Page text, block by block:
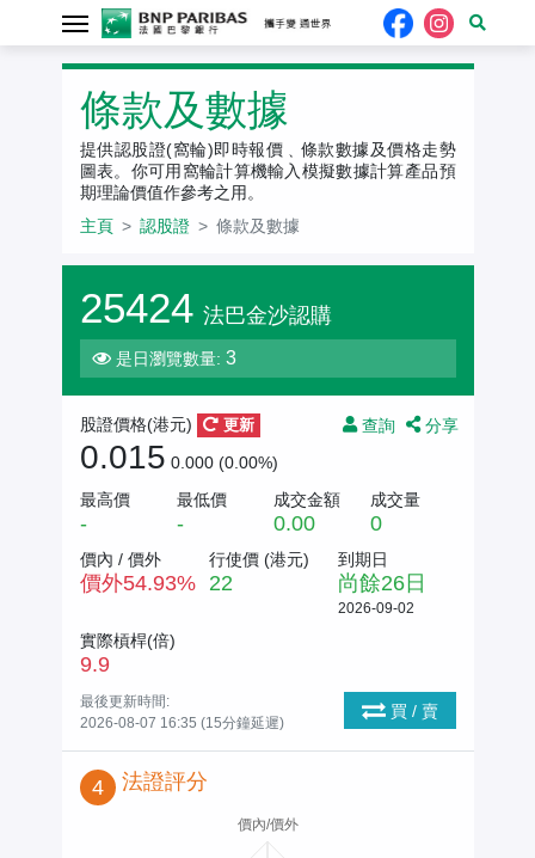
認股證
條款及數據
提供認股證(窩輪)即時報價﹑條款數據及價格走勢
圖表。你可用窩輪計算機輸入模擬數據計算產品預
期理論價值作參考之用。
主頁
認股證 條款及數據
25424 法巴金沙認購
是日瀏覽數量: 3
查詢 分享
股證價格(港元) 更新
0.015 0.000 (0.00%)
最高價
-
最低價
-
成交金額
0.00
成交量
0
價內 / 價外
價外54.93%
行使價 (港元)
22
到期日
尚餘26日
2026-09-02
實際槓桿(倍)
9.9
最後更新時間:
2026-08-07 16:35 (15分鐘延遲)
買 / 賣
4 法證評分
價內/價外